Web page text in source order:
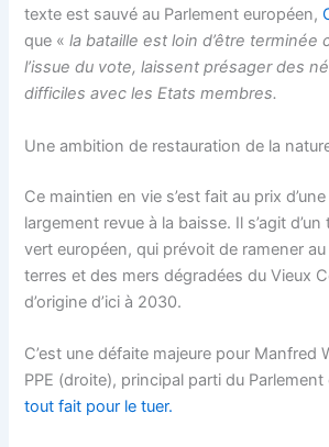
texte est sauvé au Parlement européen,
que «la bataille est loin d’être terminée
l’issue du vote, laissent présager des
difficiles avec les Etats membres.
Une ambition de restauration de la
Ce maintien en vie s’est fait au prix
largement revue à la baisse. Il s’agit
vert européen, qui prévoit de ramener
terres et des mers dégradées du Vieux
d’origine d’ici à 2030.
C’est une défaite majeure pour Manfred
PPE (droite), principal parti du
tout fait pour le tuer.